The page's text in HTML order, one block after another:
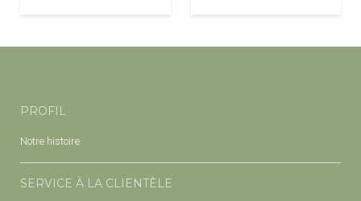
PROFIL
Notre histoire
SERVICE À LA CLIENTÈLE